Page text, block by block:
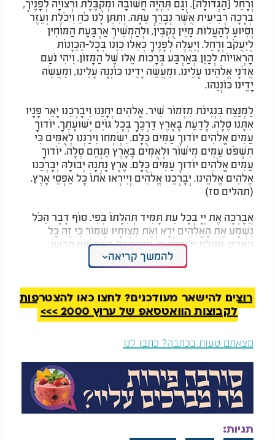
וְרָחֵל [הַגְּדוֹלָה]. וְגַם תִּהְיֶה חֲשׁוּבָה וּמְקֻבֶּלֶת וּרְצוּיָה לְפָנֶיךָ,
בְּרָכָה רְבִיעִית אֲשֶׁר נְבָרֵךְ עַתָּה. וְתִתֵּן לָנוּ כֹּחַ וִיכֹלֶת וְעֵזֶר
וְסִיּוּעַ לְהַעֲלוֹת מַיִּין נֻקְבִּין, וּלְהַמְשִׁיךְ אַרְבַּעַת הַמּוֹחִין
לְיַעֲקֹב וְרָחֵל. וְיַעֲלֶה לְפָנֶיךָ כְּאִלּוּ כִוַּנּוּ בְּכָל-הַכַּוָּנוֹת
הָרְאוּיוֹת לְכַוֵּן בְּאַרְבַּע בְּרָכוֹת אֵלּוּ שֶׁל הַמָּזוֹן. וִיהִי נֹעַם
אֲדֹנָי אֱלֹהֵינוּ עָלֵינוּ. וּמַעֲשֵׂה יָדֵינוּ כּוֹנְנָה עָלֵינוּ, וּמַעֲשֵׂה
יָדֵינוּ כּוֹנְנֵהוּ.
לַמְנַצֵּח בִּנְגִינֹת מִזְמוֹר שִׁיר. אֱלֹהִים יְחָנֵּנוּ וִיבָרְכֵנוּ יָאֵר פָּנָיו
אִתָּנוּ סֶלָה. לָדַעַת בָּאָרֶץ דַּרְכֶּךָ בְּכָל גּוֹיִם יְשׁוּעָתֶךָ. יוֹדוּךָ
עַמִּים אֱלֹהִים יוֹדוּךָ עַמִּים כֻּלָּם. יִשְׂמְחוּ וִירַנְּנוּ לְאֻמִּים כִּי
תִשְׁפֹּט עַמִּים מִישׁוֹר וּלְאֻמִּים בָּאָרֶץ תַּנְחֵם סֶלָה. יוֹדוּךָ
עַמִּים אֱלֹהִים יוֹדוּךָ עַמִּים כֻּלָּם. אֶרֶץ נָתְנָה יְבוּלָהּ יְבָרְכֵנוּ
אֱלֹהִים אֱלֹהֵינוּ. יְבָרְכֵנוּ אֱלֹהִים וְיִירְאוּ אֹתוֹ כָּל אַפְסֵי אָרֶץ.
(תהלים סז)
אֲבָרְכָה אֶת יְיָ בְּכָל עֵת תָּמִיד תְּהִלָּתוֹ בְּפִי. סוֹף דָּבָר הַכֹּל
נִשְׁמָע אֶת הָאֱלֹהִים יְרָא וְאֶת מִצְוֹתָיו שְׁמוֹר כִּי זֶה כָּל
הָאָדָם. תְּהִלַּת יְיָ יְדַבֶּר פִּי וִיבָרֵךְ כָּל בָּשָׂר שֵׁם קָדְשׁוֹ
לְעוֹלָם וָעֶד וַאֲנַחְנוּ נְבָרֵךְ יָהּ מֵעַתָּה וְעַד-עוֹלָם הַלְלוּיָהּ.
וַיְדַבֵּר אֵלַי זֶה הַשֻּׁלְחָן אֲשֶׁר לִפְנֵי יְיָ.
אם מברכים בזימון המברך אומר: הַב לָן וְנִבְרִיךְ לְמַלְכָּא
עִלָּאָה קַדִּישָׁא:
המסובים עונים: שָׁמַיִם:
המברך אומר: בִּרְשׁוּת מַלְכָּא עִלָּאָה קַדִּישָׁא
וּבִרְשׁוּת מוֹרַי וְרַבּוֹתַי וּבִרְשׁוּתְכֶם נְבָרֵך (בעשרה: אֱלֹהֵינוּ)
שֶׁאָכַלְנוּ מִשֶּׁלוֹ:
המסובים עונים: בָּרוּךְ (בעשרה: אֱלֹהֵינוּ) שֶׁאָכַלְנוּ מִשֶּׁלוֹ
וּבְטוּבוֹ חָיִינוּ:
א. ברכת הזן
להמשך קריאה
רוצים להישאר מעודכנים? לחצו כאן להצטרפות
לקבוצות הוואטסאפ של ערוץ 2000 >>>
מצאתם טעות בכתבה? כתבו לנו
תגיות: